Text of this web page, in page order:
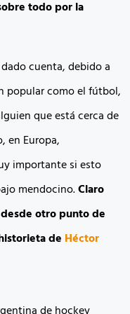
todo por la
cuenta, debido a
popular como el fútbol,
que está cerca de
en Europa,
importante si esto
mendocino.Claro
otro punto de
de Héctor